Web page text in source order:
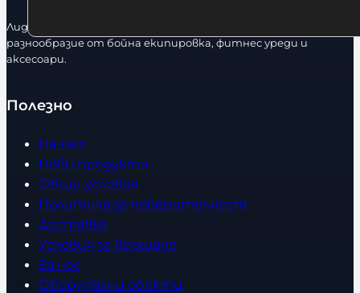
Лидерфитнес е водещ вносител и представител на голямо
разнообразие от бойна екипировка, фитнес уреди и
аксесоари.
Полезно
Начало
Нови продукти
Общи условия
Политика за поверителност
Доставка
Условия за връщане
За нас
Оборудвани обекти